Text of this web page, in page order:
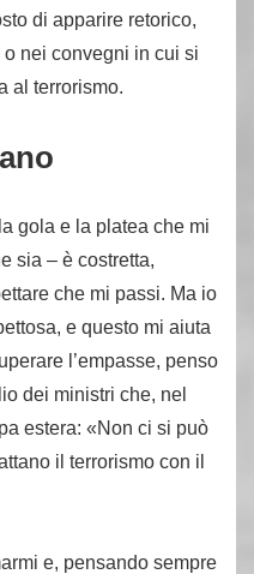
di apparire retorico,
nei convegni in cui si
al terrorismo.
gola e la platea che mi
sia – è costretta,
che mi passi. Ma io
e questo mi aiuta
l’empasse, penso
dei ministri che, nel
estera: «Non ci si può
il terrorismo con il
e, pensando sempre